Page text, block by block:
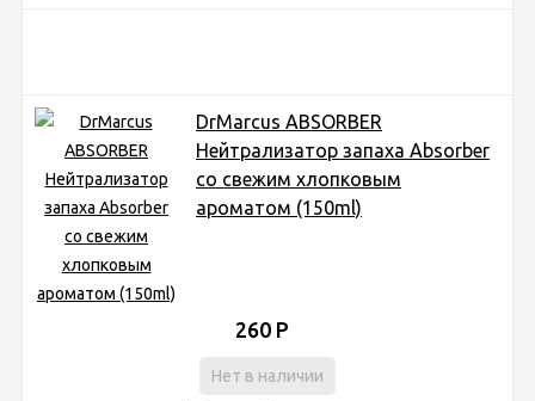
DrMarcus ABSORBER
Нейтрализатор запаха Absorber
со свежим хлопковым
ароматом (150ml)
260 Р
Нет в наличии